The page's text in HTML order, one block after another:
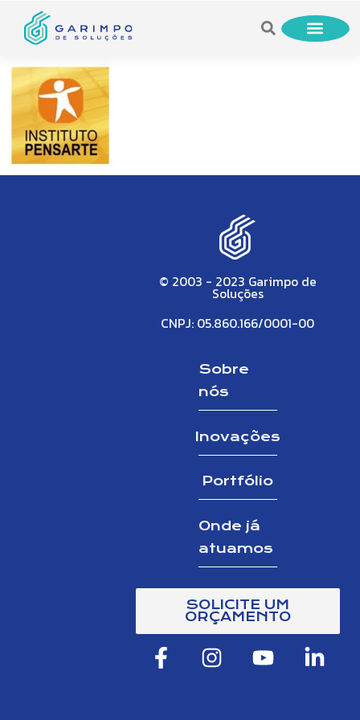
© 2003 - 2023 Garimpo de
Soluções
CNPJ: 05.860.166/0001-00
Sobre
nós
Inovações
Portfólio
Onde já
atuamos
SOLICITE UM
ORÇAMENTO